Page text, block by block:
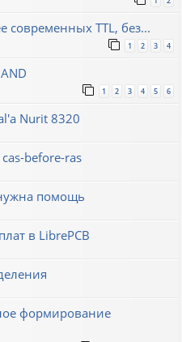
современных TTL, без...
1 2 3 4
1 2 3 4 5 6
Nurit 8320
before-ras
помощь
в LibrePCB
формирование